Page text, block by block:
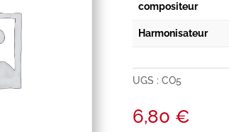
compositeur
Harmonisateur
UGS :CO5
6,80 €